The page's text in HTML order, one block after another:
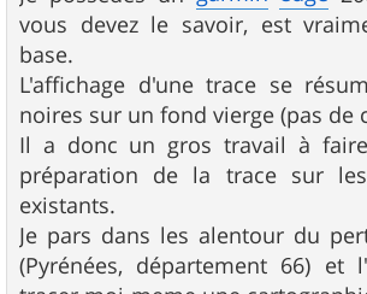
e
vous devez le savoir, est
base.
L'affichage d'une trace se
noires sur un fond vierge (pas de
Il a donc un gros travail à
préparation de la trace sur
existants.
Je pars dans les alentour du
(Pyrénées, département 66) et